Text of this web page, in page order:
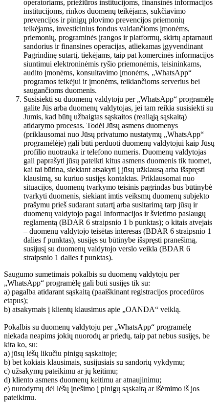
operatoriams, priežiūros institucijoms, finansinės informacijos
institucijoms, rinkos duomenų teikėjams, sukčiavimo
prevencijos ir pinigų plovimo prevencijos priemonių
teikėjams, investicinius fondus valdančioms įmonėms,
priemonių, programinės įrangos ir platformų, skirtų aptarnauti
sandorius ir finansines operacijas, atliekamas įgyvendinant
Pagrindinę sutartį, tiekėjams, taip pat komercinės informacijos
siuntimui elektroninėmis ryšio priemonėmis, teisininkams,
audito įmonėms, konsultavimo įmonėms, „WhatsApp“
programos teikėjui ir įmonėms, teikiančioms serverius bei
saugančioms duomenis.
Susisiekti su duomenų valdytoju per „WhatsApp“ programėlę
galite Jūs arba duomenų valdytojas, jei tam reikia susisiekti su
Jumis, kad būtų užbaigtas sąskaitos (realiąją sąskaitą)
atidarymo procesas. Todėl Jūsų asmens duomenys
(priklausomai nuo Jūsų privatumo nustatymų „WhatsApp“
programėlėje) gali būti perduoti duomenų valdytojui kaip Jūsų
profilio nuotrauka ir telefono numeris. Duomenų valdytojas
gali paprašyti jūsų pateikti kitus asmens duomenis tik tuomet,
kai tai būtina, siekiant atsakyti į jūsų užklausą arba išspręsti
klausimą, su kuriuo susijęs kontaktas. Priklausomai nuo
situacijos, duomenų tvarkymo teisinis pagrindas bus būtinybė
tvarkyti duomenis, siekiant imtis veiksmų duomenų subjekto
prašymu prieš sudarant sutartį arba susitarimą tarp jūsų ir
duomenų valdytojo pagal Informacijos ir švietimo paslaugų
reglamentą (BDAR 6 straipsnio 1 b punktas); o kitais atvejais
– duomenų valdytojo teisėtas interesas (BDAR 6 straipsnio 1
dalies f punktas), susijęs su būtinybe išspręsti pranešimą,
susijusį su duomenų valdytojo verslo veikla (BDAR 6
straipsnio 1 dalies f punktas).
Saugumo sumetimais pokalbis su duomenų valdytoju per
„WhatsApp“ programėlę gali būti susijęs tik su:
a) pagalba atidarant sąskaitą (paaiškinant registracijos procedūros
etapus);
b) atsakymais į klientų klausimus apie „OANDA“ veiklą.
Pokalbis su duomenų valdytoju per „WhatsApp“ programėlę
niekada neapims jokių nuorodų ar priedų, taip pat nebus susijęs, be
kita ko, su:
a) jūsų lėšų likučiu pinigų sąskaitoje;
b) bet kokiais klausimais, susijusiais su sandorių vykdymu;
c) užsakymų pateikimu ar jų keitimu;
d) kliento asmens duomenų keitimu ar atnaujinimu;
e) nurodymų dėl lėšų įnešimo į pinigų sąskaitą ar išėmimo iš jos
pateikimu.